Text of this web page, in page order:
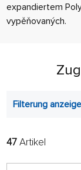
expandiertem
vypěňovaných.
Filterung
FILTER:
47Artikel